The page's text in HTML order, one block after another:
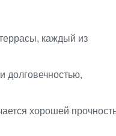
каждый из
долговечностью,
хорошей